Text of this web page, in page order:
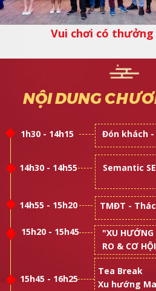
Vui chơi có thưởng
NỘI DUNG
Semantic
14h30 - 14h55
"XU HƯỚNG
RO & CƠ HỘI
15h20 - 15h45
TMĐT -
14h55 - 15h20
Đón khách
1h30 - 14h15
Tea Break
Xu hướng
15h45 - 16h25